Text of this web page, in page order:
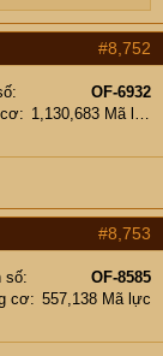
#8,752
OF-6932
1,130,683 Mã lực
#8,753
số
OF-8585
cơ
557,138 Mã lực